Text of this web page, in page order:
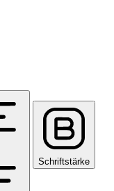
Schriftstärke